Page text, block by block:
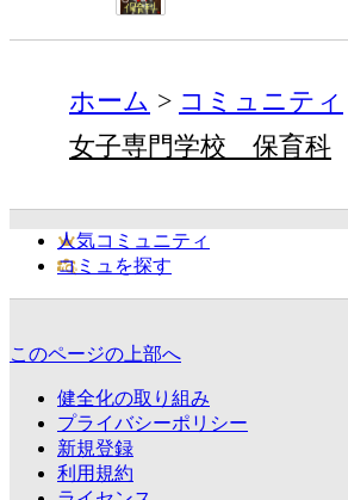
ホーム コミュニティ
女子専門学校 保育科
人気コミュニティ
コミュを探す
このページの上部へ
健全化の取り組み
プライバシーポリシー
新規登録
利用規約